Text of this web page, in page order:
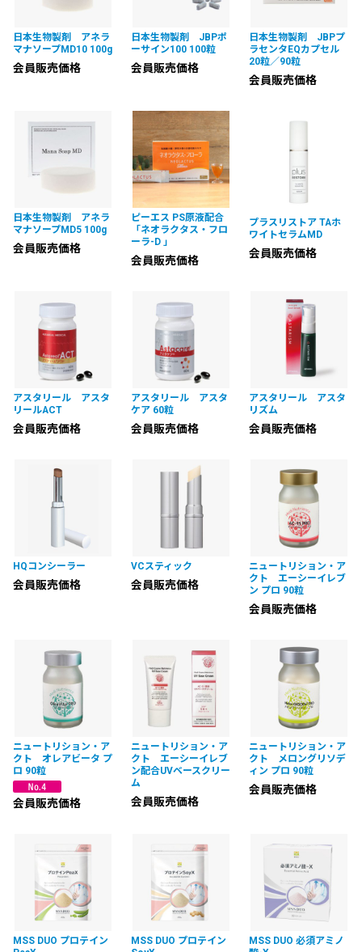
日本生物製剤 アネラ
マナソープMD10 100g
会員販売価格
日本生物製剤 JBPポ
ーサイン100 100粒
会員販売価格
日本生物製剤 JBPプ
ラセンタEQカプセル
20粒／90粒
会員販売価格
日本生物製剤 アネラ
マナソープMD5 100g
会員販売価格
ピーエス PS原液配合
「ネオラクタス・フロ
ーラ-D 」
会員販売価格
プラスリストア TAホ
ワイトセラムMD
会員販売価格
アスタリール アスタ
リールACT
会員販売価格
アスタリール アスタ
ケア 60粒
会員販売価格
アスタリール アスタ
リズム
会員販売価格
HQコンシーラー
会員販売価格
VCスティック
会員販売価格
ニュートリション・ア
クト エーシーイレブ
ン プロ 90粒
会員販売価格
ニュートリション・ア
クト オレアビータ プ
ロ 90粒
会員販売価格
ニュートリション・ア
クト エーシーイレブ
ン配合UVベースクリー
ム
会員販売価格
ニュートリション・ア
クト メロングリソデ
ィン プロ 90粒
会員販売価格
MSS DUO プロテイン
MSS DUO プロテイン
MSS DUO 必須アミノ